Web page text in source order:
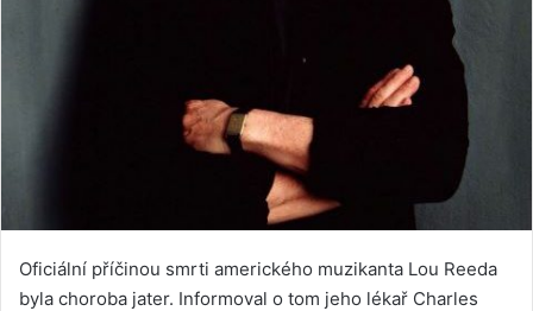
Oficiální příčinou smrti amerického muzikanta Lou Reeda
byla choroba jater. Informoval o tom jeho lékař Charles